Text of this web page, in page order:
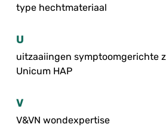
type hechtmateriaal
U
uitzaaiingen symptoomgerichte
Unicum HAP
V
V&VN wondexpertise